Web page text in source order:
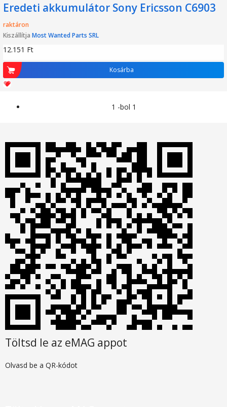
Eredeti akkumulátor Sony Ericsson C6903
raktáron
Kiszállítja Most Wanted Parts SRL
12.151 Ft
Kosárba
1 -bol 1
Töltsd le az eMAG appot
Olvasd be a QR-kódot